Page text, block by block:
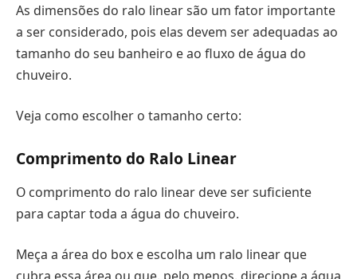
As dimensões do ralo linear são um fator importante
a ser considerado, pois elas devem ser adequadas ao
tamanho do seu banheiro e ao fluxo de água do
chuveiro.
Veja como escolher o tamanho certo:
Comprimento do Ralo Linear
O comprimento do ralo linear deve ser suficiente
para captar toda a água do chuveiro.
Meça a área do box e escolha um ralo linear que